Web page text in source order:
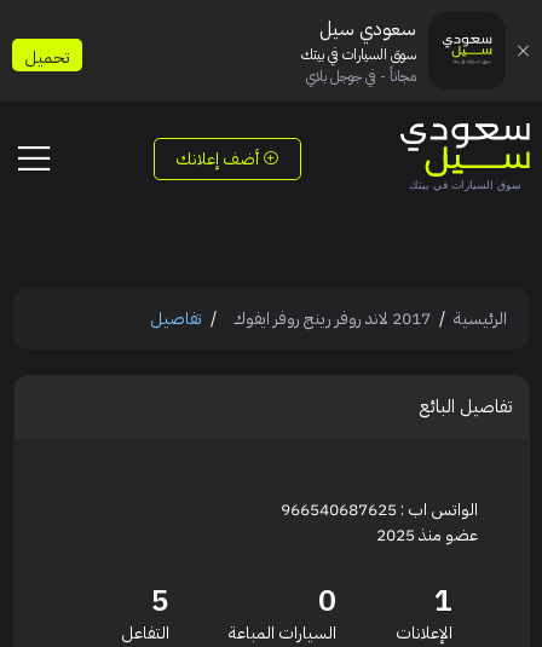
أضف إعلانك
الرئيسية 2017 لاند روفر رينج روفر ايفوك تفاصيل
تفاصيل البائع
الواتس اب : 966540687625
عضو منذ 2025
1
الإعلانات
0
السيارات المباعة
5
التفاعل
سعودي سيل
سوق السيارات في بيتك
مجاناً - في جوجل بلاي
تحميل